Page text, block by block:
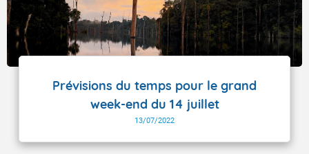
Prévisions du temps pour le grand
week-end du 14 juillet
13/07/2022